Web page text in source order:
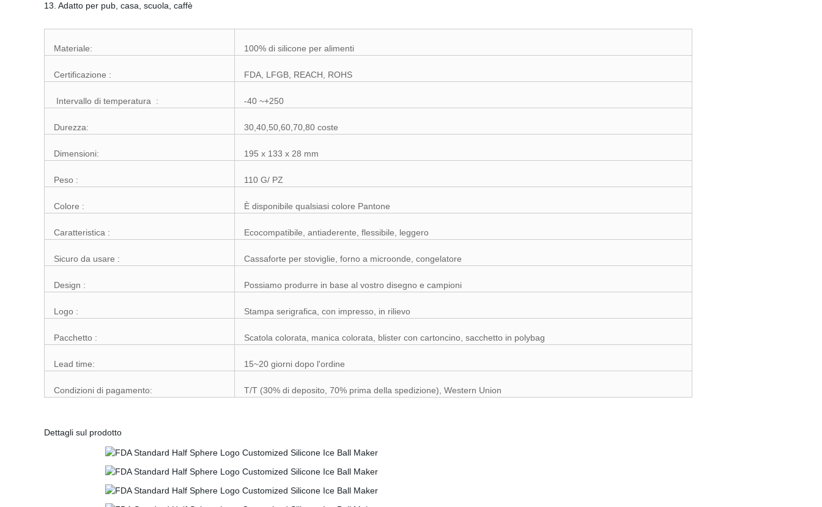
13. Adatto per pub, casa, scuola, caffè
Materiale: 100% di silicone per alimenti
Certificazione : FDA, LFGB, REACH, ROHS
Intervallo di temperatura : -40 ~+250
Durezza: 30,40,50,60,70,80 coste
Dimensioni: 195 x 133 x 28 mm
Peso : 110 G/ PZ
Colore : È disponibile qualsiasi colore Pantone
Caratteristica : Ecocompatibile, antiaderente, flessibile, leggero
Sicuro da usare : Cassaforte per stoviglie, forno a microonde, congelatore
Design : Possiamo produrre in base al vostro disegno e campioni
Logo : Stampa serigrafica, con impresso, in rilievo
Pacchetto : Scatola colorata, manica colorata, blister con cartoncino, sacchetto in polybag
Lead time: 15~20 giorni dopo l'ordine
Condizioni di pagamento: T/T (30% di deposito, 70% prima della spedizione), Western Union
Dettagli sul prodotto